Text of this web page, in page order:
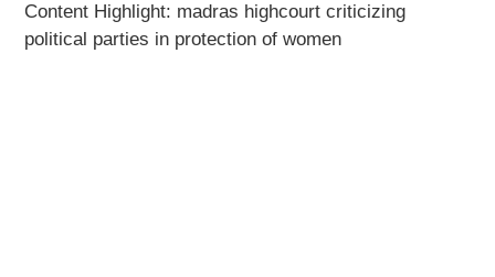
Content Highlight: madras highcourt criticizing
political parties in protection of women